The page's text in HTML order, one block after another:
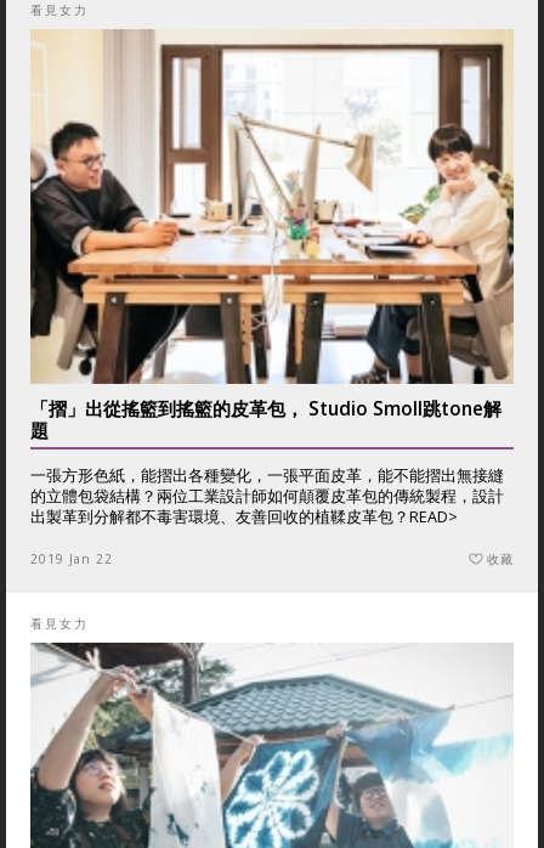
看見女力
「摺」出從搖籃到搖籃的皮革包， Studio Smoll跳tone解
題
一張方形色紙，能摺出各種變化，一張平面皮革，能不能摺出無接縫
的立體包袋結構？兩位工業設計師如何顛覆皮革包的傳統製程，設計
出製革到分解都不毒害環境、友善回收的植鞣皮革包？READ>
2019 Jan 22 收藏
看見女力